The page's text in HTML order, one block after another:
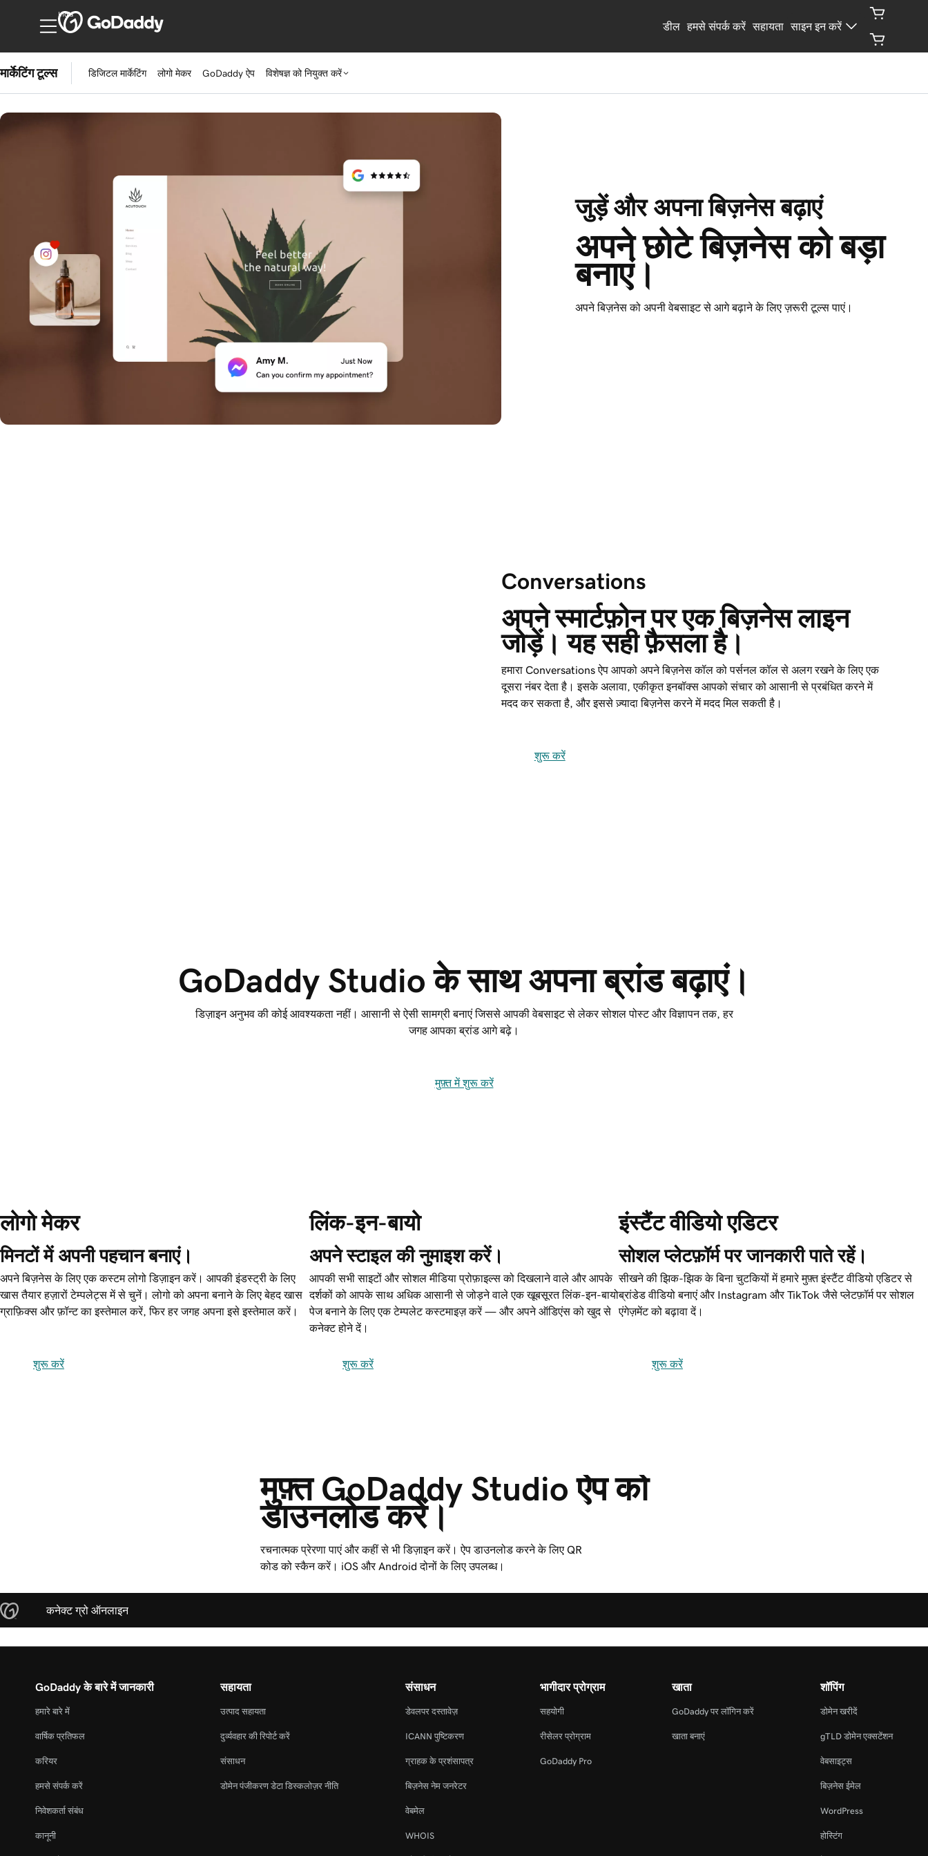
India
डील हमसे संपर्क करें सहायता साइन इन करें
मार्केटिंग टूल्स डिजिटल मार्केटिंग लोगो मेकर GoDaddy ऐप विशेषज्ञ को नियुक्त करें
जुड़ें और अपना बिज़नेस बढ़ाएं
अपने छोटे बिज़नेस को बड़ा
बनाएं।
अपने बिज़नेस को अपनी वेबसाइट से आगे बढ़ाने के लिए ज़रूरी टूल्स पाएं।
Conversations
अपने स्मार्टफ़ोन पर एक बिज़नेस लाइन
जोड़ें। यह सही फ़ैसला है।
हमारा Conversations ऐप आपको अपने बिज़नेस कॉल को पर्सनल कॉल से अलग रखने के लिए एक
दूसरा नंबर देता है। इसके अलावा, एकीकृत इनबॉक्स आपको संचार को आसानी से प्रबंधित करने में
मदद कर सकता है, और इससे ज़्यादा बिज़नेस करने में मदद मिल सकती है।
शुरू करें
GoDaddy Studio के साथ अपना ब्रांड बढ़ाएं।
डिज़ाइन अनुभव की कोई आवश्यकता नहीं। आसानी से ऐसी सामग्री बनाएं जिससे आपकी वेबसाइट से लेकर सोशल पोस्ट और विज्ञापन तक, हर
जगह आपका ब्रांड आगे बढ़े।
मुफ़्त में शुरू करें
लोगो मेकर
मिनटों में अपनी पहचान बनाएं।
अपने बिज़नेस के लिए एक कस्टम लोगो डिज़ाइन करें। आपकी इंडस्ट्री के लिए
खास तैयार हज़ारों टेम्पलेट्स में से चुनें। लोगो को अपना बनाने के लिए बेहद खास
ग्राफ़िक्स और फ़ॉन्ट का इस्तेमाल करें, फिर हर जगह अपना इसे इस्तेमाल करें।
शुरू करें
लिंक-इन-बायो
अपने स्टाइल की नुमाइश करें।
आपकी सभी साइटों और सोशल मीडिया प्रोफ़ाइल्स को दिखलाने वाले और आपके
दर्शकों को आपके साथ अधिक आसानी से जोड़ने वाले एक खूबसूरत लिंक-इन-बायो
पेज बनाने के लिए एक टेम्पलेट कस्टमाइज़ करें — और अपने ऑडिएंस को खुद से
कनेक्ट होने दें।
शुरू करें
इंस्टैंट वीडियो एडिटर
सोशल प्लेटफ़ॉर्म पर जानकारी पाते रहें।
सीखने की झिक-झिक के बिना चुटकियों में हमारे मुफ़्त इंस्टैंट वीडियो एडिटर से
ब्रांडेड वीडियो बनाएं और Instagram और TikTok जैसे प्लेटफ़ॉर्म पर सोशल
एंगेज़मेंट को बढ़ावा दें।
शुरू करें
मुफ़्त GoDaddy Studio ऐप को
डाउनलोड करें।
रचनात्मक प्रेरणा पाएं और कहीं से भी डिज़ाइन करें। ऐप डाउनलोड करने के लिए QR
कोड को स्कैन करें। iOS और Android दोनों के लिए उपलब्ध।
कनेक्ट ग्रो ऑनलाइन
GoDaddy के बारे में जानकारी
हमारे बारे में
वार्षिक प्रतिफल
करियर
हमसे संपर्क करें
निवेशकर्ता संबंध
कानूनी
सहायता
उत्पाद सहायता
दुर्व्यवहार की रिपोर्ट करें
संसाधन
डोमेन पंजीकरण डेटा डिस्कलोज़र नीति
संसाधन
डेवलपर दस्तावेज़
ICANN पुष्टिकरण
ग्राहक के प्रशंसापत्र
बिज़नेस नेम जनरेटर
वेबमेल
WHOIS
भागीदार प्रोग्राम
सहयोगी
रीसेलर प्रोग्राम
GoDaddy Pro
खाता
GoDaddy पर लॉगिन करें
खाता बनाएं
शॉपिंग
डोमेन खरीदें
gTLD डोमेन एक्सटेंशन
वेबसाइट्स
बिज़नेस ईमेल
WordPress
होस्टिंग